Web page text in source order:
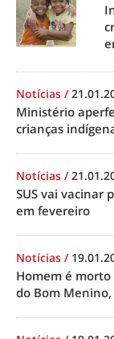
Notícias /
Ministério
crianças
Notícias /
SUS vai vacinar
em fevereiro
Notícias /
Homem é
do Bom Menino,